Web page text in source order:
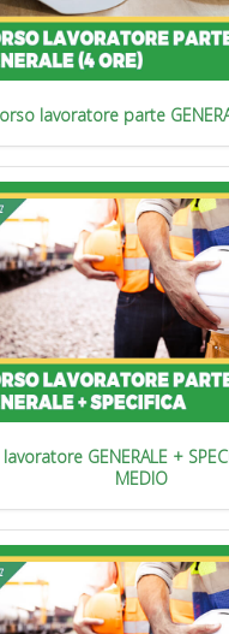
lavoratore parte
GENERALE +
MEDIO